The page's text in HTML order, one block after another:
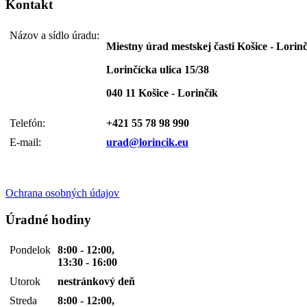
Kontakt
Názov a sídlo úradu:
Miestny úrad mestskej časti Košice -
Lorinčícka ulica 15/38
040 11 Košice - Lorinčík
Telefón:
+421 55 78 98 990
E-mail:
urad@lorincik.eu
Ochrana osobných údajov
Úradné hodiny
Pondelok 8:00 - 12:00,
13:30 - 16:00
Utorok
nestránkový deň
Streda
8:00 - 12:00,